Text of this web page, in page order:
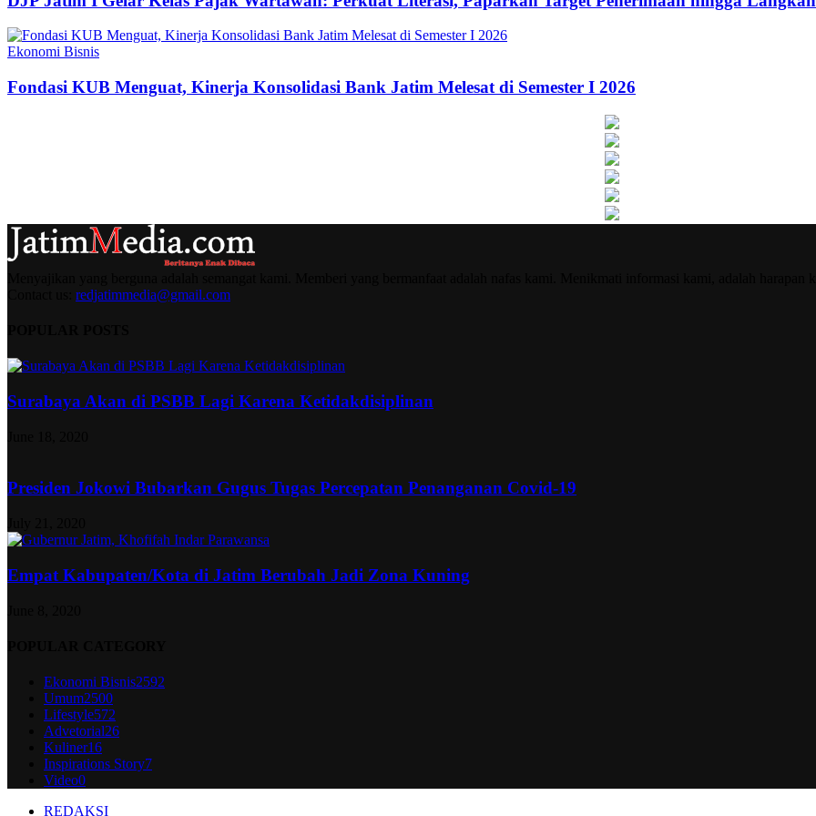
Ekonomi Bisnis
Fondasi KUB Menguat, Kinerja Konsolidasi Bank Jatim Melesat di Semester I 2026
redjatimmedia@gmail.com
Surabaya Akan di PSBB Lagi Karena Ketidakdisiplinan
Presiden Jokowi Bubarkan Gugus Tugas Percepatan Penanganan Covid-19
Empat Kabupaten/Kota di Jatim Berubah Jadi Zona Kuning
Ekonomi Bisnis2592
Umum2500
Lifestyle572
Advetorial26
Kuliner16
Inspirations Story7
Video0
REDAKSI